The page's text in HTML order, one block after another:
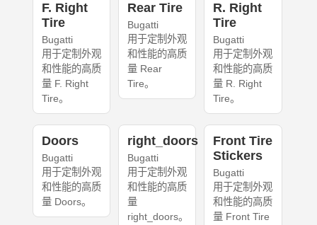
F. Right
Tire
Bugatti
用于定制外观
和性能的高质
量 F. Right
Tire。
Rear Tire
Bugatti
用于定制外观
和性能的高质
量 Rear
Tire。
R. Right
Tire
Bugatti
用于定制外观
和性能的高质
量 R. Right
Tire。
Doors
Bugatti
用于定制外观
和性能的高质
量 Doors。
right_doors
Bugatti
用于定制外观
和性能的高质
量
right_doors。
Front Tire
Stickers
Bugatti
用于定制外观
和性能的高质
量 Front Tire